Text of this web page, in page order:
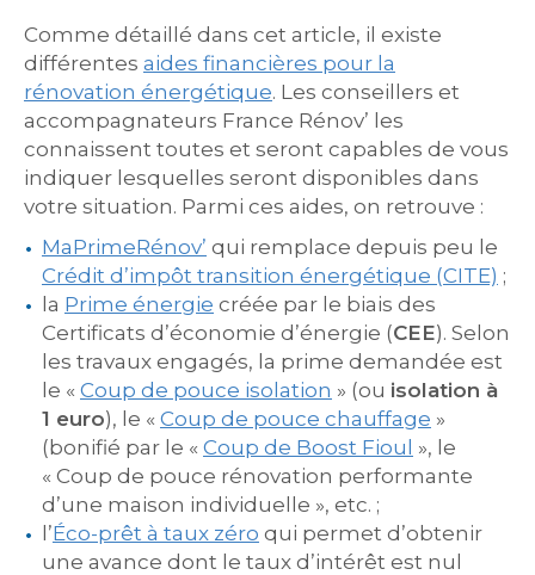
Comme détaillé dans cet article, il existe
différentes aides financières pour la
rénovation énergétique. Les conseillers et
accompagnateurs France Rénov’ les
connaissent toutes et seront capables de vous
indiquer lesquelles seront disponibles dans
votre situation. Parmi ces aides, on retrouve :
MaPrimeRénov’ qui remplace depuis peu le
Crédit d’impôt transition énergétique (CITE) ;
la Prime énergie créée par le biais des
Certificats d’économie d’énergie (CEE). Selon
les travaux engagés, la prime demandée est
le « Coup de pouce isolation » (ou isolation à
1 euro), le « Coup de pouce chauffage »
(bonifié par le « Coup de Boost Fioul », le
« Coup de pouce rénovation performante
d’une maison individuelle », etc. ;
l’Éco-prêt à taux zéro qui permet d’obtenir
une avance dont le taux d’intérêt est nul